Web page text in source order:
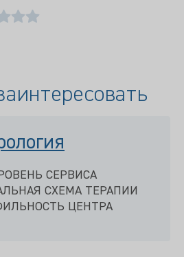
СЕРВИСА
СХЕМА ТЕРАПИИ
ЦЕНТРА